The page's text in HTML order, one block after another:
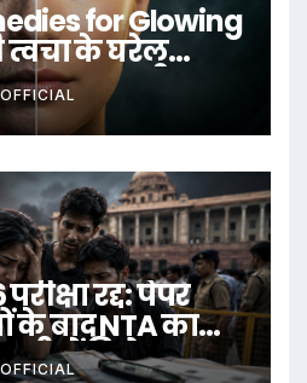
for Glowing
के घरेलू
रद्द: पेपर
बाद NTA का
में विरोध